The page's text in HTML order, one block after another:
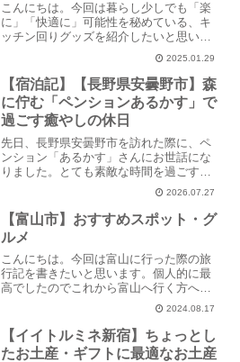
こんにちは。今回は暮らし少しでも「楽
に」「快適に」可能性を秘めている、キ
ッチン回りグッズを紹介したいと思いま
す。基本的にインスタで紹介された、暮
らしアカウント界隈で話題になったもの
なので見たことあるかも。実際に使用し
た感想をお届けしたいと思..
2025.01.29
【宿泊記】【長野県安曇野市】森
に佇む「ペンションあるかす」で
過ごす癒やしの休日
先日、長野県安曇野市を訪れた際に、ペ
ンション「あるかす」さんにお世話にな
りました。とても素敵な時間を過ごすこ
とができましたので、是非紹介させてく
ださい。実はこちらは私の義両親のおす
すめで行って参りました！高い評価を見
てからワクワクが止まりま..
2026.07.27
【富山市】おすすめスポット・グ
ルメ
こんにちは。今回は富山に行った際の旅
行記を書きたいと思います。個人的に最
高でしたのでこれから富山へ行く方への
参考になればと思います。こんなあなた
へ・富山市の観光スポット・グルメを知
りたい・富山市を味わいたいなんと、ニ
ューヨークタイムズの「2..
2024.08.17
【イイトルミネ新宿】ちょっとし
たお土産・ギフトに最適なお土産